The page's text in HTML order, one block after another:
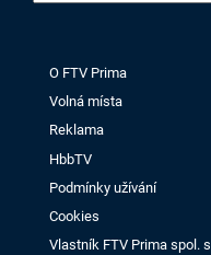
O FTV Prima
Volná místa
Reklama
HbbTV
Podmínky užívání
Cookies
Vlastník FTV Prima spol. s